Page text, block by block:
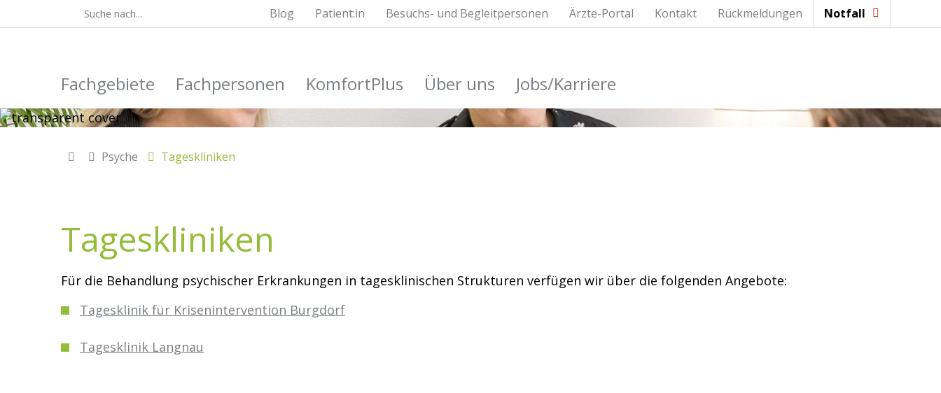
Notfall
Rückmeldungen
Kontakt
Ärzte-Portal
Besuchs- und Begleitpersonen
Patient:in
Blog
Fachgebiete Fachpersonen KomfortPlus Über uns Jobs/Karriere
Psyche Tageskliniken
Tageskliniken
Für die Behandlung psychischer Erkrankungen in tagesklinischen Strukturen verfügen wir über die folgenden Angebote:
Tagesklinik für Krisenintervention Burgdorf
Tagesklinik Langnau